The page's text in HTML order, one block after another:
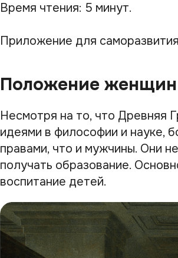
Время чтения: 5 минут.
Приложение для
Положение
Несмотря на то, что Древняя
идеями в философии и науке,
правами, что и мужчины. Они
получать образование.
воспитание детей.